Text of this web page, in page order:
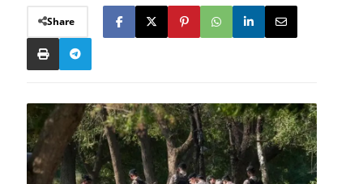
Share